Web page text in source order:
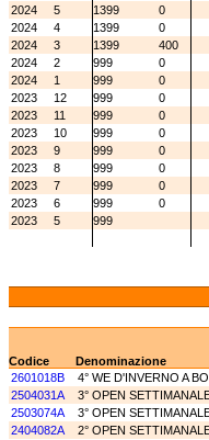
2024
5 1399
0
2024
4 1399
0
2024
3 1399
400
2024
2 999
0
2024
1 999
0
2023
12 999
0
2023
11 999
0
2023
10 999
0
2023
9 999
0
2023
8 999
0
2023
7 999
0
2023
6 999
0
2023
5 999
Codice
Denominazione
2601018B
4° WE D'INVERNO A
2504031A
3° OPEN
2503074A
3° OPEN
2404082A
2° OPEN